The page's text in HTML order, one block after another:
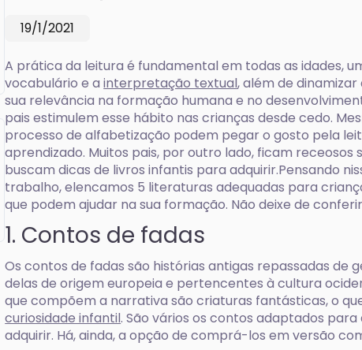
19/1/2021
A prática da leitura é fundamental em todas as idades,
vocabulário e ainterpretação textual, além de
sua relevância na formação humana e no
pais estimulem esse hábito nas crianças desde cedo.
processo de alfabetização podem pegar o gosto pela
aprendizado. Muitos pais, por outro lado, ficam receosos
buscam dicas de livros infantis para adquirir.Pensando
trabalho, elencamos 5 literaturas adequadas para
que podem ajudar na sua formação. Não deixe de
1. Contos de fadas
Os contos de fadas são histórias antigas repassadas de
delas de origem europeia e pertencentes à cultura
que compõem a narrativa são criaturas fantásticas, o
curiosidade infantil. São vários os contos adaptados
adquirir. Há, ainda, a opção de comprá-los em versão